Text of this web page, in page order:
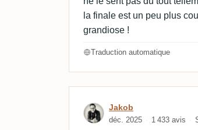
la finale est un peu plus
grandiose !
Traduction automatique
Avis de Jakob
Jakob
déc. 2025 1 433 avis